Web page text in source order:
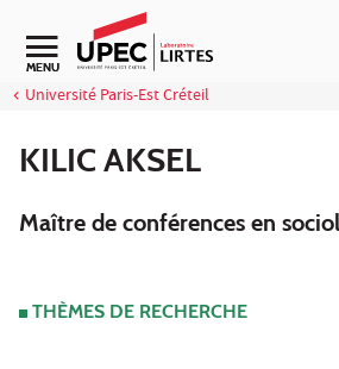
Aller au contenu
Navigation secondaire
MENU
Université Paris-Est Créteil
KILIC AKSEL
Maître de conférences en
THÈMES DE RECHERCHE